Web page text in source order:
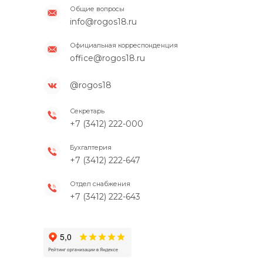
@rogos18
info@rogos18.ru
+7 (3412) 222-000
+7 (3412) 222-647
+7 (3412) 222-643
Секретарь
Общие вопросы
office@rogos18.ru
Официальная корреспонденция
Бухгалтерия
Отдел снабжения